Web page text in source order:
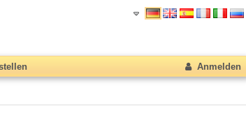
Anmelden